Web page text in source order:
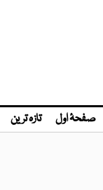
صفحۂ اول تازہ ترین